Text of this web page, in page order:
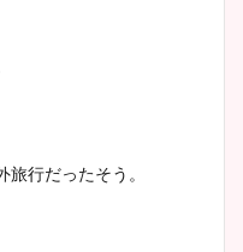
行だったそう。